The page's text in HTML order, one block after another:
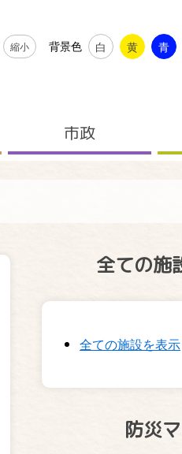
縮小 背景色 白 黄 青
市政
全ての施
全ての施設を表示
防災